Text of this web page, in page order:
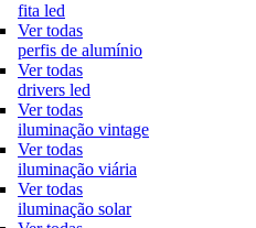
fita led
Ver todas
perfis de alumínio
Ver todas
drivers led
Ver todas
iluminação vintage
Ver todas
iluminação viária
Ver todas
iluminação solar